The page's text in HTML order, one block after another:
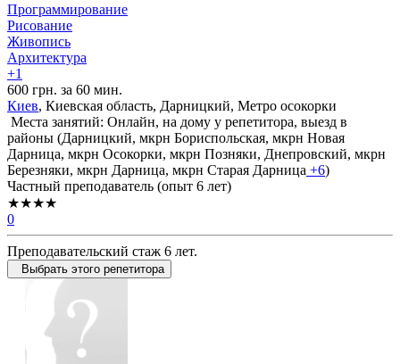
Программирование
Рисование
Живопись
Архитектура
+1
600 грн. за 60 мин.
Киев, Киевская область, Дарницкий, Метро осокорки
Места занятий: Онлайн, на дому у репетитора, выезд в
районы (Дарницкий, мкрн Бориспольская, мкрн Новая
Дарница, мкрн Осокорки, мкрн Позняки, Днепровский, мкрн
Березняки, мкрн Дарница, мкрн Старая Дарница +6)
Частный преподаватель (опыт 6 лет)
★★★★
0
Преподавательский стаж 6 лет.
Выбрать этого репетитора